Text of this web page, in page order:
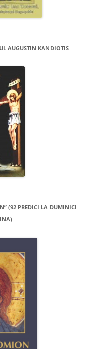
AUGUSTIN KANDIOTIS
(92 PREDICI LA DUMINICI